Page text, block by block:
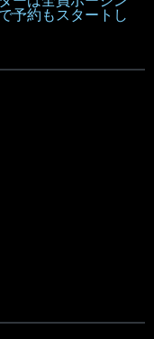
予約もスタートし